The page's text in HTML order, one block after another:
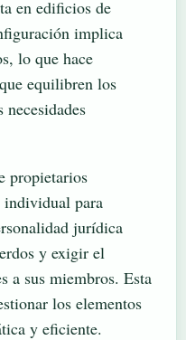
en edificios de
implica
lo que hace
equilibren los
propietarios
individual para
jurídica
y exigir el
a sus miembros. Esta
los elementos
y eficiente.